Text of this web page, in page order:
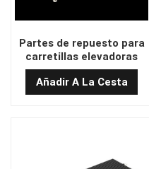
Partes de repuesto para
carretillas elevadoras
SS-004B/JK119
Interruptor de llave de
carretillas elevadoras
Añadir A La Cesta